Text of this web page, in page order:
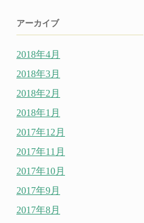
アーカイブ
2018年4月
2018年3月
2018年2月
2018年1月
2017年12月
2017年11月
2017年10月
2017年9月
2017年8月